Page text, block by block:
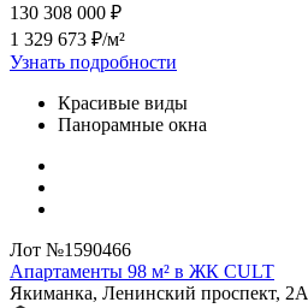
130 308 000 ₽
1 329 673 ₽/м²
Узнать подробности
Красивые виды
Панорамные окна
Лот №1590466
Апартаменты 98 м² в ЖК CULT
Якиманка, Ленинский проспект, 2А